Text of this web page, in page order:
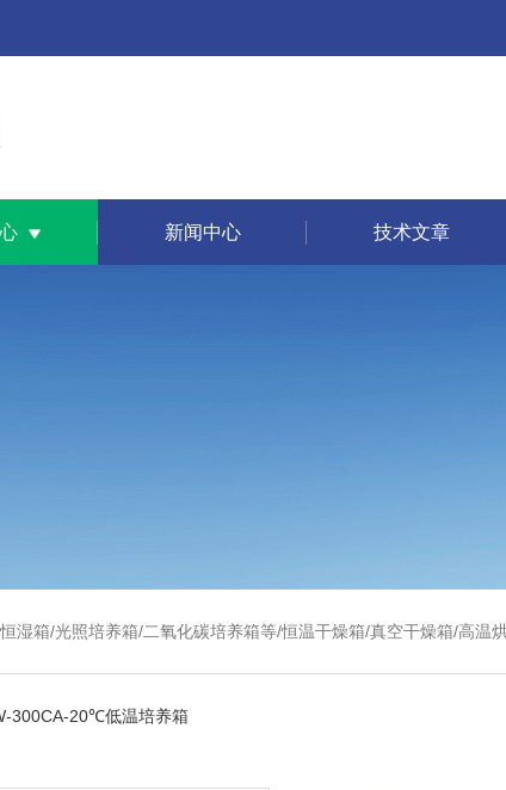
新闻中心 技术文章
箱等/恒温干燥箱/真空干燥箱/高温烘箱等/箱式电阻炉/陶瓷纤维马弗炉/高温马弗炉/管式炉/气氛炉/试验箱/摇
300CA-20℃低温培养箱